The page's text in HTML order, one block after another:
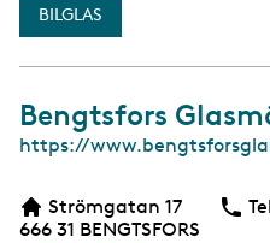
BILGLAS
Bengtsfors
W
https://
Strömgatan 17
666 31 BENGTSFORS